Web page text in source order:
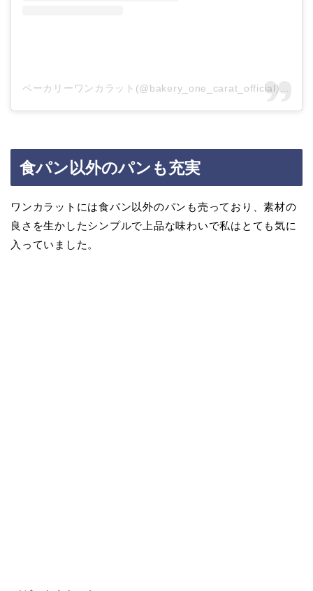
食パン以外のパンも充実
ワンカラットには食パン以外のパンも売っており、素材の
良さを生かしたシンプルで上品な味わいで私はとても気に
入っていました。